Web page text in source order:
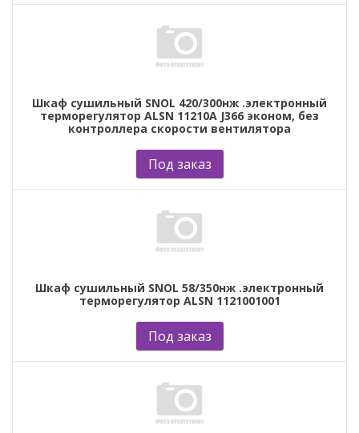
Шкаф сушильный SNOL 420/300нж .электронный
терморегулятор ALSN 11210A J366 эконом, без
контроллера скорости вентилятора
Под заказ
Шкаф сушильный SNOL 58/350нж .электронный
терморегулятор ALSN 1121001001
Под заказ